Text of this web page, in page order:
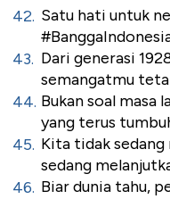
Satu hati untuk
Dari generasi
semangatmu
Bukan soal masa
yang terus
Kita tidak
sedang
Biar dunia tahu,